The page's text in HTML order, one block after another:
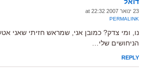
23 ינואר 2007 at 22:32
PERMALINK
נו, ומי צדק? כמובן אני, שמראש חזיתי שאני
הניחושים שלי…
REPLY